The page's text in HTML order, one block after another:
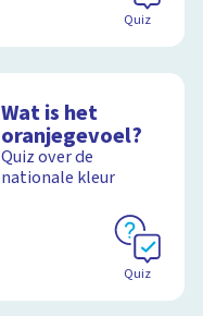
Quiz
Wat is het
oranjegevoel?
Quiz over de
nationale kleur
Quiz